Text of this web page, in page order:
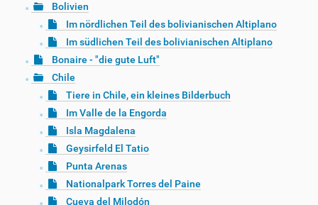
Bolivien
Im nördlichen Teil des bolivianischen Altiplano
Im südlichen Teil des bolivianischen Altiplano
Bonaire - "die gute Luft"
Chile
Tiere in Chile, ein kleines Bilderbuch
Im Valle de la Engorda
Isla Magdalena
Geysirfeld El Tatio
Punta Arenas
Nationalpark Torres del Paine
Cueva del Milodón